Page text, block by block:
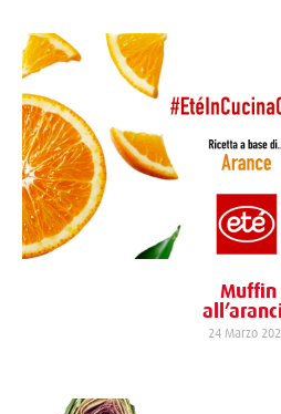
Muffin
24 Marzo